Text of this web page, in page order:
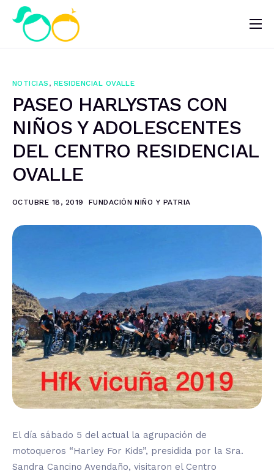
Nosotros
Noticias
¿Quieres ayudar?
NOTICIAS , RESIDENCIAL OVALLE
PASEO HARLYSTAS CON
NIÑOS Y ADOLESCENTES
DEL CENTRO RESIDENCIAL
OVALLE
OCTUBRE 18, 2019 FUNDACIÓN NIÑO Y PATRIA
El día sábado 5 del actual la agrupación de
motoqueros “Harley For Kids”, presidida por la Sra.
Sandra Cancino Avendaño, visitaron el Centro